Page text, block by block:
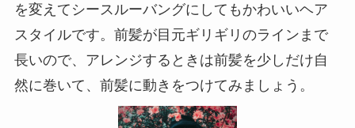
を変えてシースルーバングにしてもかわいいヘア
スタイルです。前髪が目元ギリギリのラインまで
長いので、アレンジするときは前髪を少しだけ自
然に巻いて、前髪に動きをつけてみましょう。